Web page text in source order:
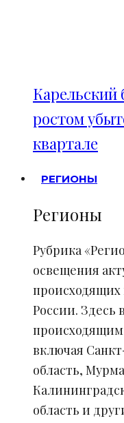
Карельский
ростом
квартале
РЕГИОНЫ
Регионы
Рубрика
освещения
происходящих
России. Здесь
происходящим
включая
область,
область и